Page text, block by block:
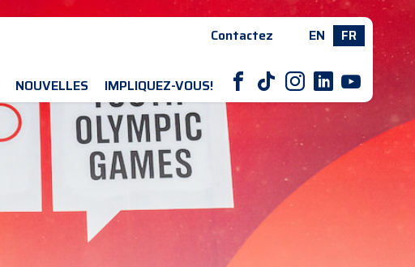
Contactez EN FR
NOUVELLES IMPLIQUEZ-VOUS! F T I L Y